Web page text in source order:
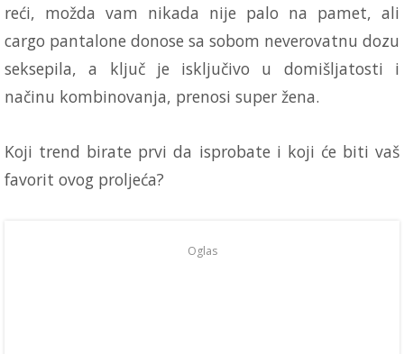
reći, možda vam nikada nije palo na pamet, ali
cargo pantalone donose sa sobom neverovatnu dozu
seksepila, a ključ je isključivo u domišljatosti i
načinu kombinovanja, prenosi super žena.
Koji trend birate prvi da isprobate i koji će biti vaš
favorit ovog proljeća?
Oglas